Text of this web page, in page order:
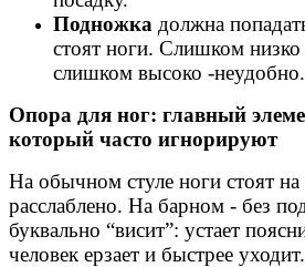
Подножка должна
стоят ноги. Слишком низко
слишком высоко -неудобно.
Опора для ног: главный
который часто игнорируют
На обычном стуле ноги стоят на
расслаблено. На барном - без
буквально “висит”: устает
человек ерзает и быстрее уходит.